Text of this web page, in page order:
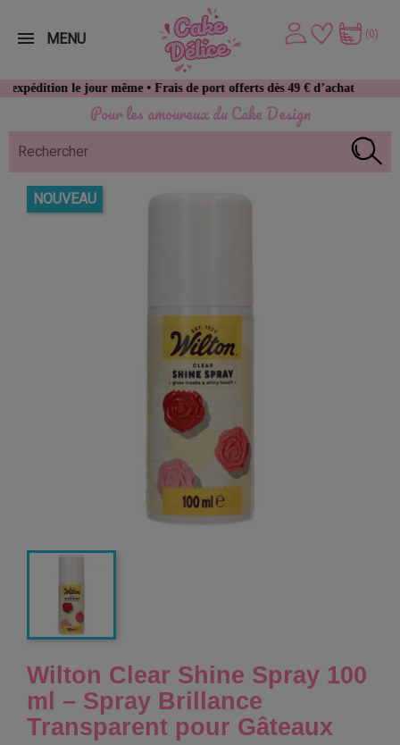
Pour les amoureux du Cake Design
le jour même • Frais de port offerts dès 49 € d’achat
(0)
MENU
NOUVEAU
Wilton Clear Shine Spray 100
ml – Spray Brillance
Transparent pour Gâteaux